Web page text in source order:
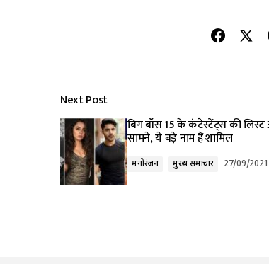
Next Post
बिग बॉस 15 के कंटेस्टेंट्स की
सामने, ये बड़े नाम हैं शामिल
मनोरंजन मुख्य समाचार 27/09/2021